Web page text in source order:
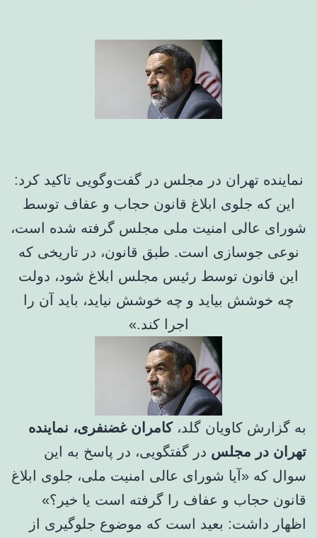
نماینده تهران در مجلس در گفت‌وگویی تاکید کرد:
این که جلوی ابلاغ قانون حجاب و عفاف توسط
شورای عالی امنیت ملی مجلس گرفته شده است،
نوعی جوسازی است. طبق قانون، در تاریخی که
این قانون توسط رئیس مجلس ابلاغ شود، دولت
چه خوشش بیاید و چه خوشش نیاید، باید آن را
اجرا کند.»
به گزارش کاویان گلد، کامران غضنفری، نماینده
تهران در مجلس در گفتگویی، در پاسخ به این
سوال که «آیا شورای عالی امنیت ملی، جلوی ابلاغ
قانون حجاب و عفاف را گرفته است یا خیر؟»
اظهار داشت: بعید است که موضوع جلوگیری از